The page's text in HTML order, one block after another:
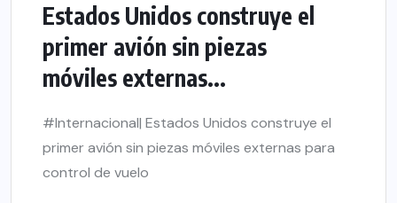
Estados Unidos construye el
primer avión sin piezas
móviles externas...
#Internacional| Estados Unidos construye el
primer avión sin piezas móviles externas para
control de vuelo